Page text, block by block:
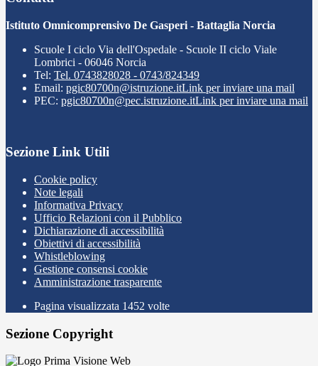
Istituto Omnicomprensivo De Gasperi - Battaglia Norcia
Scuole I ciclo Via dell'Ospedale - Scuole II ciclo Viale
Lombrici - 06046 Norcia
Tel: Tel. 0743828028 - 0743/824349
Email: pgic80700n@istruzione.itLink per inviare una mail
PEC: pgic80700n@pec.istruzione.itLink per inviare una mail
Sezione Link Utili
Cookie policy
Note legali
Informativa Privacy
Ufficio Relazioni con il Pubblico
Dichiarazione di accessibilità
Obiettivi di accessibilità
Whistleblowing
Gestione consensi cookie
Amministrazione trasparente
Pagina visualizzata 1452 volte
Sezione Copyright